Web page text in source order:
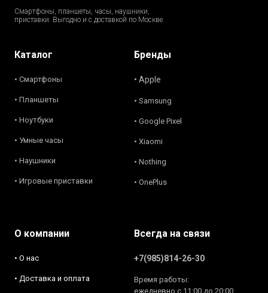
Смартфоны, планшеты, часы, наушники,
приставки. Выгодно и с доставкой по Москве.
Каталог
• Смартфоны
• Планшеты
• Ноутбуки
• Умные часы
• Наушники
• Игровые приставки
Бренды
• Apple
• Samsung
• Google Pixel
• Xiaomi
• Nothing
• OnePlus
О компании
• О нас
• Доставка и оплата
Всегда на связи
+7(985)814-26-30
Время работы:
ежедневно с 11:00 до 20:00